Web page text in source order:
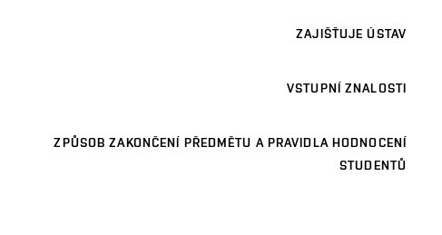
ZAJIŠŤUJE ÚSTAV
VSTUPNÍ ZNALOSTI
ZPŮSOB ZAKONČENÍ PŘEDMĚTU A PRAVIDLA HODNOCENÍ
STUDENTŮ